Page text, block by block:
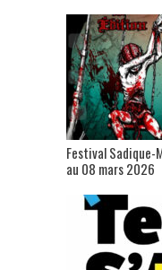
Festival
au 08 mars 2026